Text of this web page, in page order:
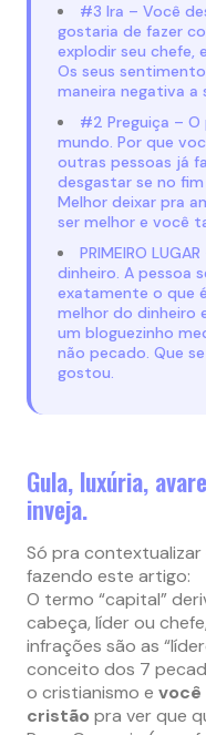
#3 Ira – Você
gostaria de fazer
explodir seu chefe,
Os seus
maneira negativa a
#2 Preguiça –
mundo. Por que
outras pessoas já
desgastar se no
Melhor deixar pra
ser melhor e você
PRIMEIRO
dinheiro. A pessoa
exatamente o que
melhor do dinheiro
um bloguezinho
não pecado. Que
gostou.
Gula, luxúria,
inveja.
Só pra
fazendo este artigo:
O termo “capital”
cabeça, líder ou
infrações são as
conceito dos 7
o cristianismo e você
cristão pra ver que